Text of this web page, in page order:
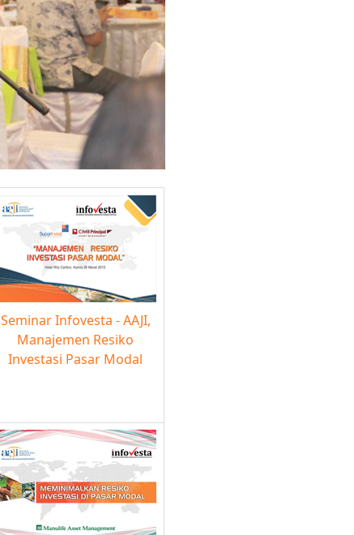
Seminar Infovesta - AAJI,
Manajemen Resiko
Investasi Pasar Modal